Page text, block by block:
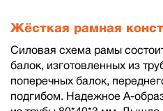
Жёсткая рамная
Силовая схема рамы
балок, изготовленных из
поперечных балок,
подгибом. Надежное А-